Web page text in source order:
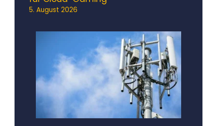
5. August 2026